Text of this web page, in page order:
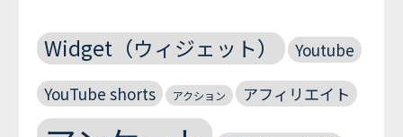
Widget（ウィジェット）
Youtube
YouTube shorts
アクション アフィリエイト